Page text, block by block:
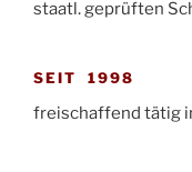
staatl. geprüften
SEIT 1998
freischaffend tätig